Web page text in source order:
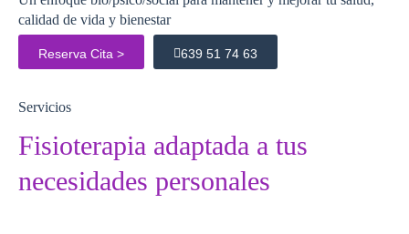
calidad de vida y bienestar
Reserva Cita > 639 51 74 63
Servicios
Fisioterapia adaptada a tus
necesidades personales